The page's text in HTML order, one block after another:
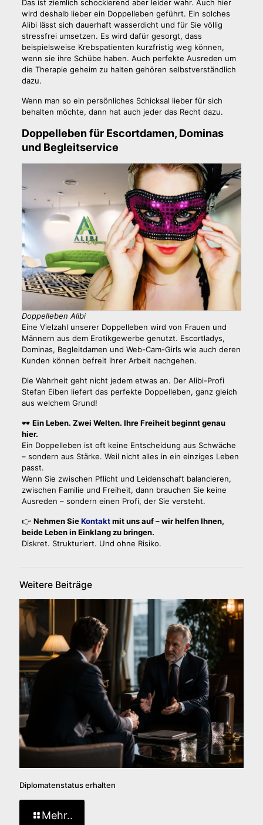
Das ist ziemlich schockierend aber leider wahr. Auch hier
wird deshalb lieber ein Doppelleben geführt. Ein solches
Alibi lässt sich dauerhaft wasserdicht und für Sie völlig
stressfrei umsetzen. Es wird dafür gesorgt, dass
beispielsweise Krebspatienten kurzfristig weg können,
wenn sie ihre Schübe haben. Auch perfekte Ausreden um
die Therapie geheim zu halten gehören selbstverständlich
dazu.
Wenn man so ein persönliches Schicksal lieber für sich
behalten möchte, dann hat auch jeder das Recht dazu.
Doppelleben für Escortdamen, Dominas
und Begleitservice
Doppelleben Alibi
Eine Vielzahl unserer Doppelleben wird von Frauen und
Männern aus dem Erotikgewerbe genutzt. Escortladys,
Dominas, Begleitdamen und Web-Cam-Girls wie auch deren
Kunden können befreit ihrer Arbeit nachgehen.
Die Wahrheit geht nicht jedem etwas an. Der Alibi-Profi
Stefan Eiben liefert das perfekte Doppelleben, ganz gleich
aus welchem Grund!
🕶️ Ein Leben. Zwei Welten. Ihre Freiheit beginnt genau
hier.
Ein Doppelleben ist oft keine Entscheidung aus Schwäche
– sondern aus Stärke. Weil nicht alles in ein einziges Leben
passt.
Wenn Sie zwischen Pflicht und Leidenschaft balancieren,
zwischen Familie und Freiheit, dann brauchen Sie keine
Ausreden – sondern einen Profi, der Sie versteht.
👉 Nehmen SieKontaktmit uns auf – wir helfen Ihnen,
beide Leben in Einklang zu bringen.
Diskret. Strukturiert. Und ohne Risiko.
Weitere Beiträge
Diplomatenstatus erhalten
Mehr..